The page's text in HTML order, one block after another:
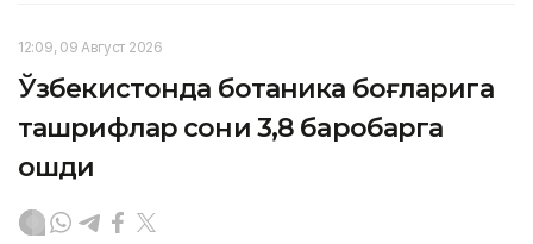
12:09, 09 Август 2026
Ўзбекистонда ботаника боғларига
ташрифлар сони 3,8 баробарга
ошди